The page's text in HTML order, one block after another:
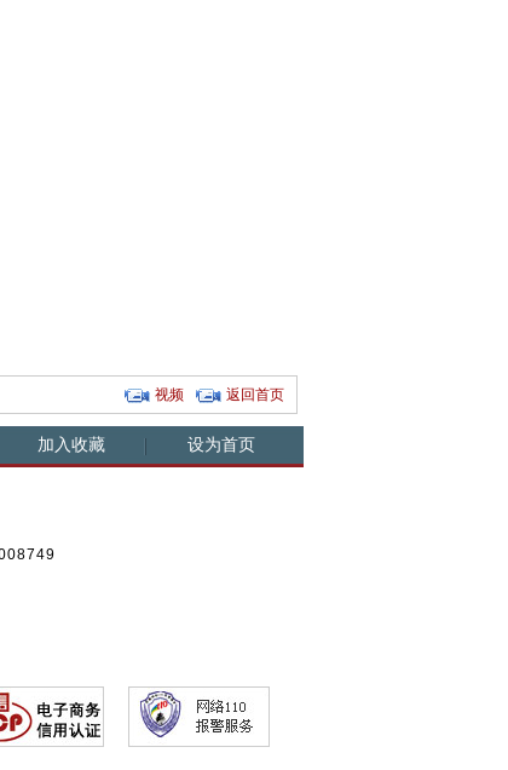
返回首页
视频
加入收藏 设为首页